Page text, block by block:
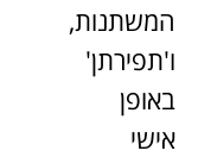
המשתנות,
ו'תפירתן'
באופן
אישי